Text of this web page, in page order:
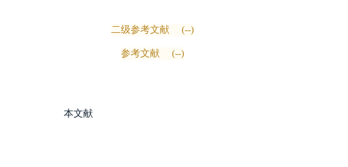
二级参考文献 (--)
参考文献 (--)
本文献